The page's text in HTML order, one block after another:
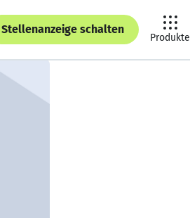
Stellenanzeige schalten
Produkte